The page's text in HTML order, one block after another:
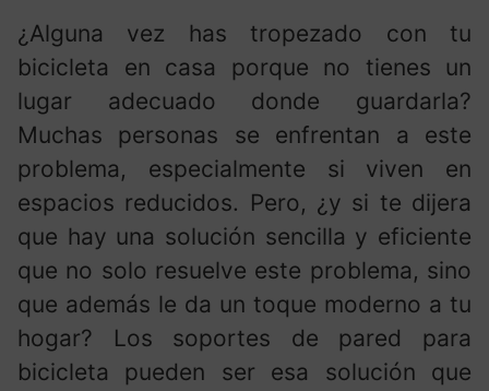
¿Alguna vez has tropezado con tu
bicicleta en casa porque no tienes un
lugar adecuado donde guardarla?
Muchas personas se enfrentan a este
problema, especialmente si viven en
espacios reducidos. Pero, ¿y si te dijera
que hay una solución sencilla y eficiente
que no solo resuelve este problema, sino
que además le da un toque moderno a tu
hogar? Los soportes de pared para
bicicleta pueden ser esa solución que